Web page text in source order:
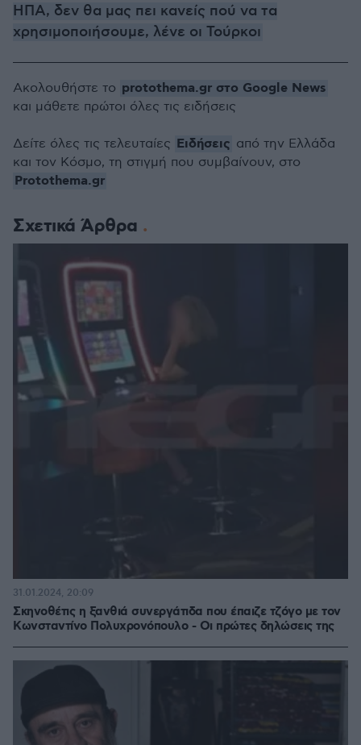
ΗΠΑ, δεν θα μας πει κανείς πού να τα
χρησιμοποιήσουμε, λένε οι Τούρκοι
Σχετικά Άρθρα
Σκηνοθέτις η ξανθιά συνεργάτιδα που έπαιζε τζόγο με τον
Κωνσταντίνο Πολυχρονόπουλο - Οι πρώτες δηλώσεις της
31.01.2024, 20:09
Ακολουθήστε το protothema.gr στο Google News
και μάθετε πρώτοι όλες τις ειδήσεις
Δείτε όλες τις τελευταίες Ειδήσεις από την Ελλάδα
και τον Κόσμο, τη στιγμή που συμβαίνουν, στο
Protothema.gr